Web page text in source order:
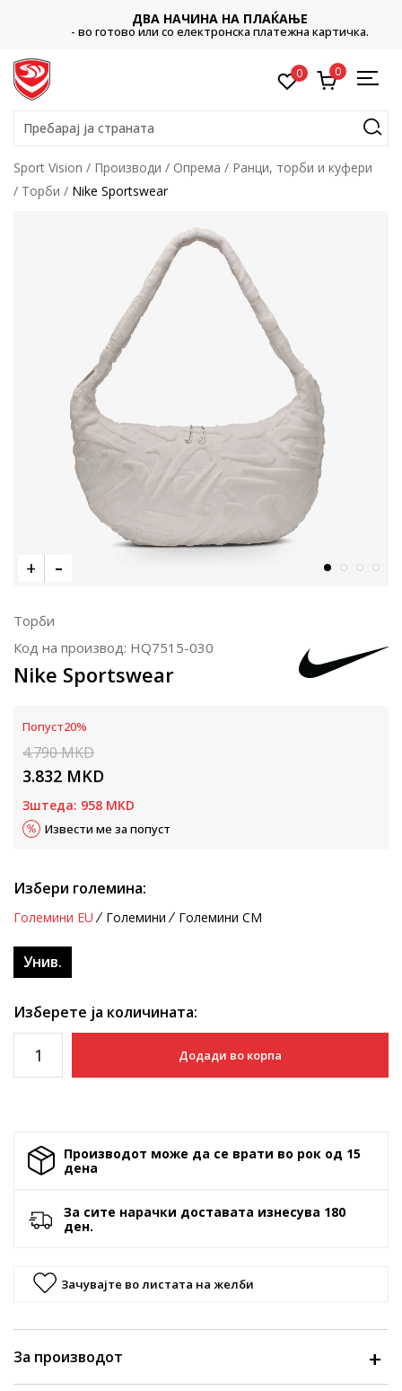
ДВА НАЧИНА НА ПЛАЌАЊЕ
- во готово или со електронска платежна картичка.
0 0
Пребарај ја страната
Sport Vision Производи Опрема
Ранци, торби и куфери
Торби
Nike Sportswear
Торби
Код на производ: HQ7515-030
Nike Sportswear
Попуст20%
4.790MKD
3.832 MKD
Зштеда: 958 MKD
Извести ме за попуст
Избери големина:
Големини EU Големини Големини CM
Унив.
Изберете ја количината:
Додади во корпа
Производот може да се врати во рок од 15
денa
За сите нарачки доставата изнесува 180
ден.
Зачувајте во листата на желби
За производот